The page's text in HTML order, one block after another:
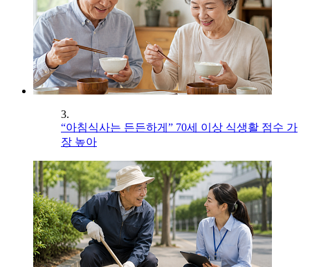
3.
“아침식사는 든든하게” 70세 이상 식생활 점수 가
장 높아